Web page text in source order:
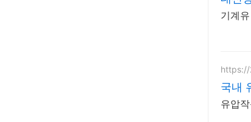
기계
https://
국내
유압